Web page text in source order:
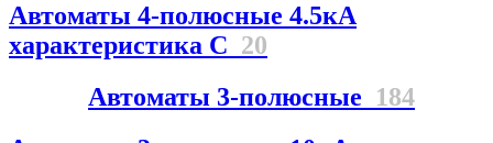
Автоматы 4-полюсные 4.5кА
характеристика С 20
Автоматы 3-полюсные 184